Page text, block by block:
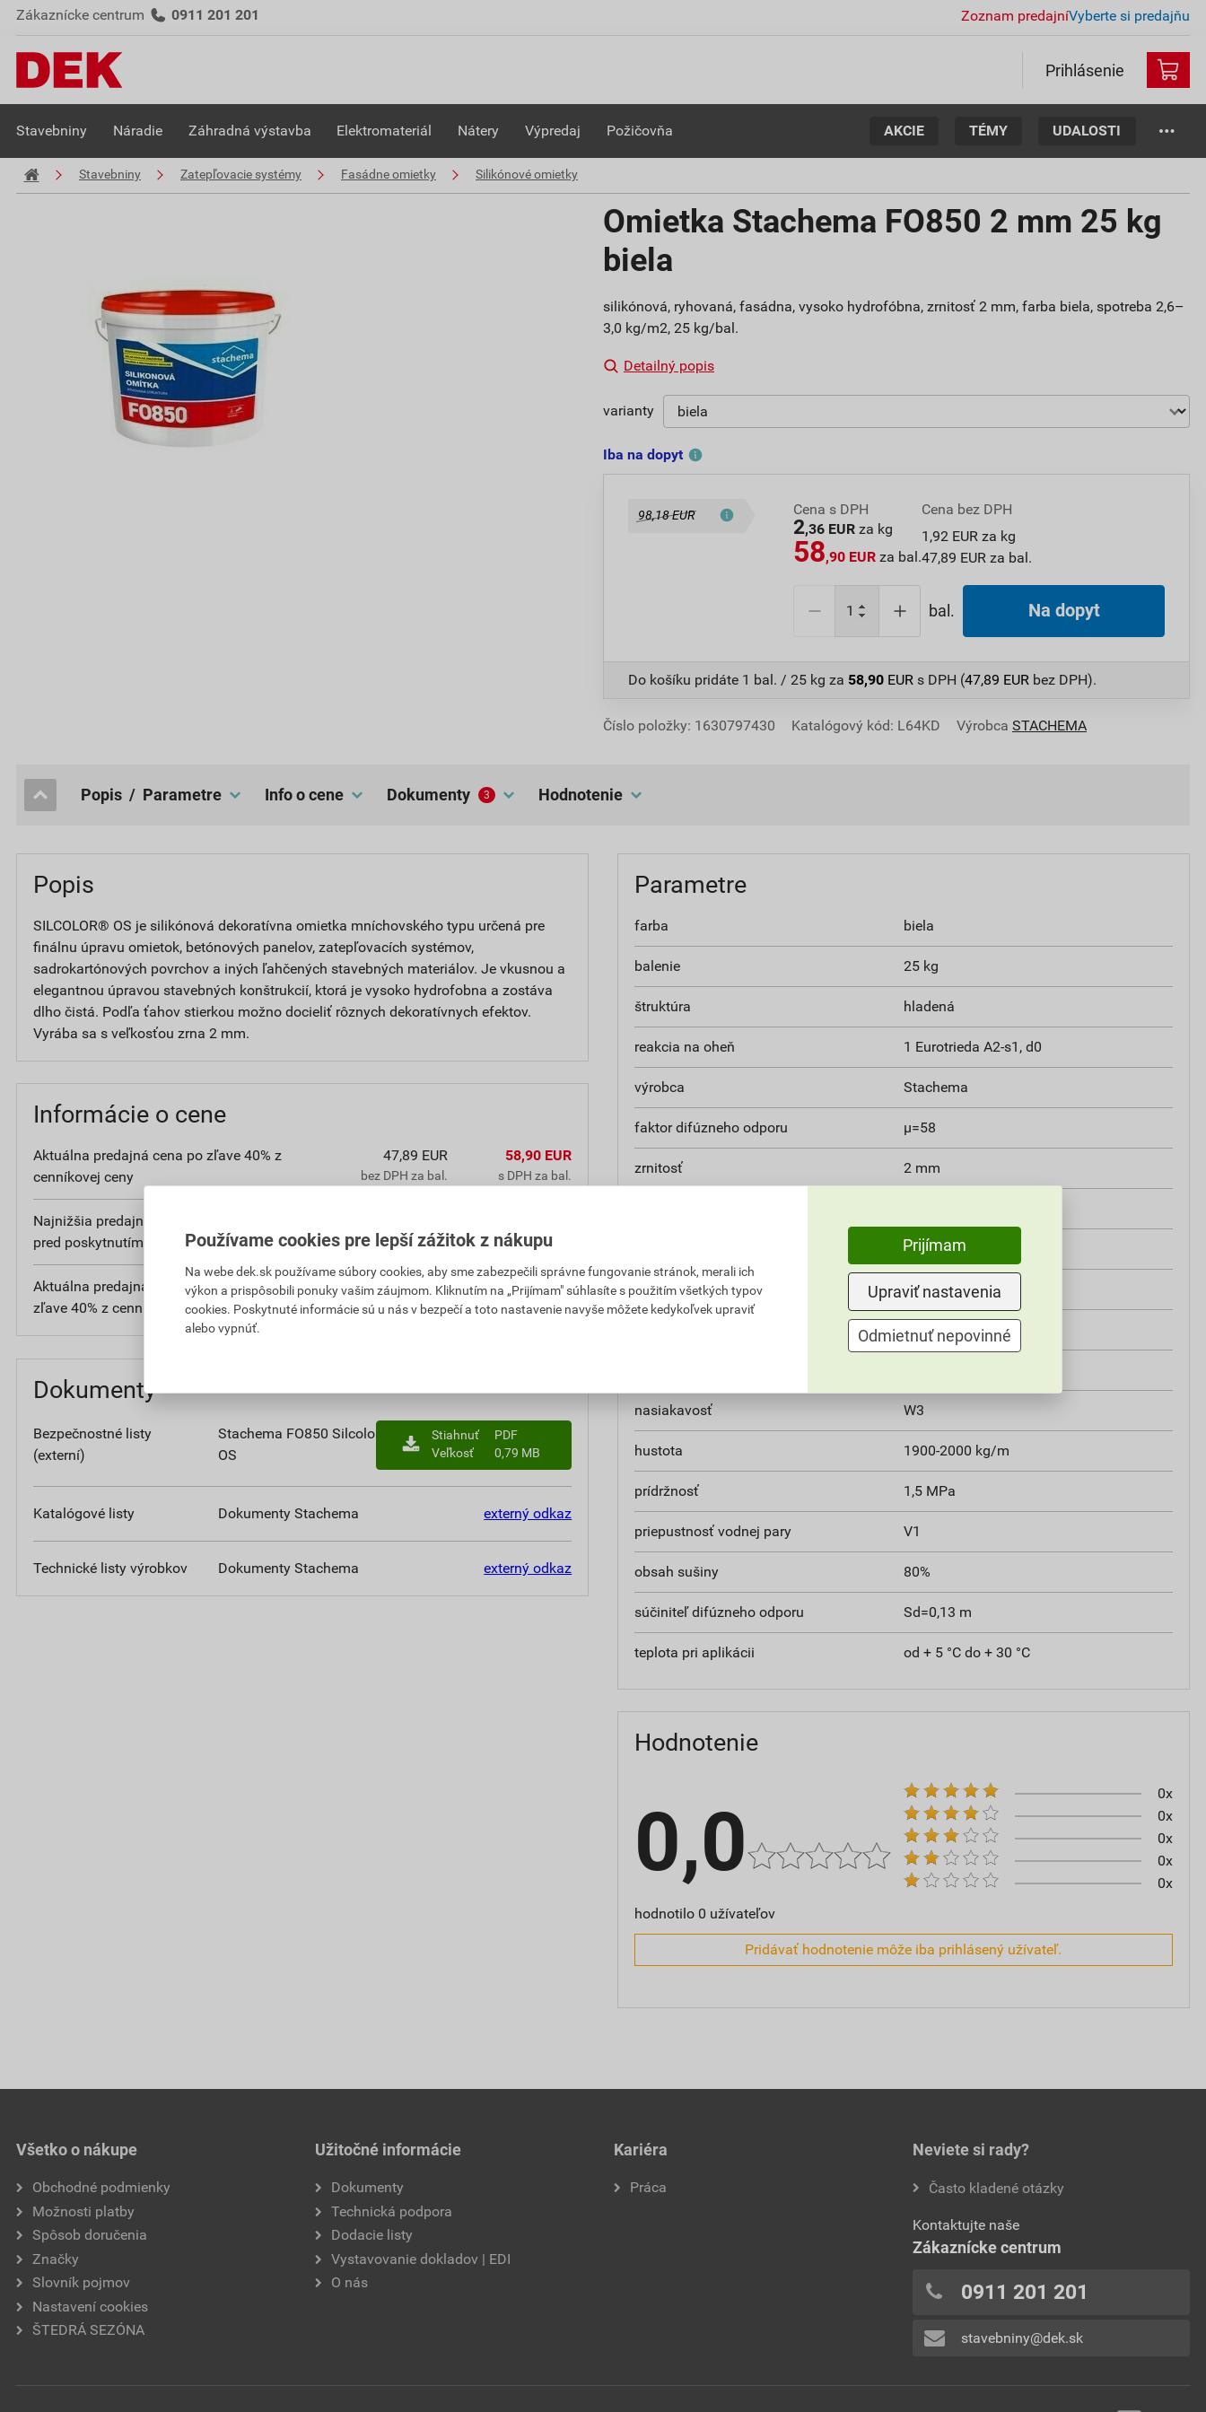
Zákaznícke centrum 0911 201 201 Zoznam predajníVyberte si predajňu
Prihlásenie
Stavebniny Náradie Záhradná výstavba Elektromateriál Nátery Výpredaj Požičovňa AKCIE TÉMY UDALOSTI
Stavebniny Zatepľovacie systémy Fasádne omietky Silikónové omietky
Omietka Stachema FO850 2 mm 25 kg
biela
silikónová, ryhovaná, fasádna, vysoko hydrofóbna, zrnitosť 2 mm, farba biela, spotreba 2,6–
3,0 kg/m2, 25 kg/bal.
Detailný popis
varianty
Iba na dopyt
98,18 EUR Cena s DPH
2,36 EUR za kg
58,90 EUR za bal.
Cena bez DPH
1,92 EUR za kg
47,89 EUR za bal.
bal. Na dopyt
Do košíku pridáte 1 bal. / 25 kg za 58,90 EUR s DPH (47,89 EUR bez DPH).
Číslo položky: 1630797430 Katalógový kód: L64KD Výrobca STACHEMA
popis / Parametre Info o cene dokumenty 3 hodnotenie
Popis
SILCOLOR® OS je silikónová dekoratívna omietka mníchovského typu určená pre
finálnu úpravu omietok, betónových panelov, zatepľovacích systémov,
sadrokartónových povrchov a iných ľahčených stavebných materiálov. Je vkusnou a
elegantnou úpravou stavebných konštrukcií, ktorá je vysoko hydrofobna a zostáva
dlho čistá. Podľa ťahov stierkou možno docieliť rôznych dekoratívnych efektov.
Vyrába sa s veľkosťou zrna 2 mm.
Informácie o cene
Aktuálna predajná cena po zľave 40% z
cenníkovej ceny
47,89 EUR
bez DPH za bal.
58,90 EUR
s DPH za bal.
Najnižšia predajná cena v období 30 dní
pred poskytnutím zľavy
bez DPH za bal. s DPH za bal.
Aktuálna predajná porovnávacia cena po
zľave 40% z cenníkovej ceny
1,92 EUR
bez DPH za kg
2,36 EUR
s DPH za kg
Dokumenty
Bezpečnostné listy
(externí)
Stachema FO850 Silcolor
OS
Stiahnuť
PDF
Veľkosť
0,79 MB
Katalógové listy Dokumenty Stachema externý odkaz
Technické listy výrobkov Dokumenty Stachema externý odkaz
Parametre
farba biela
balenie 25 kg
štruktúra hladená
reakcia na oheň 1 Eurotrieda A2-s1, d0
výrobca Stachema
faktor difúzneho odporu µ=58
zrnitosť 2 mm
25 kg
teplota spracovania od + 5 °C do + 30 °C
mníchovský
nasiakavosť W3
hustota 1900-2000 kg/m
prídržnosť 1,5 MPa
priepustnosť vodnej pary V1
obsah sušiny 80%
súčiniteľ difúzneho odporu Sd=0,13 m
teplota pri aplikácii od + 5 °C do + 30 °C
Hodnotenie
0,0
hodnotilo 0 užívateľov
0x
0x
0x
0x
0x
Pridávať hodnotenie môže iba prihlásený užívateľ.
Všetko o nákupe
Obchodné podmienky
Možnosti platby
Spôsob doručenia
Značky
Slovník pojmov
Nastavení cookies
ŠTEDRÁ SEZÓNA
Užitočné informácie
Dokumenty
Technická podpora
Dodacie listy
Vystavovanie dokladov | EDI
O nás
Kariéra
Práca
Neviete si rady?
Často kladené otázky
Kontaktujte naše
Zákaznícke centrum
0911 201 201
stavebniny@dek.sk
Používame cookies pre lepší zážitok z nákupu
Na webe dek.sk používame súbory cookies, aby sme zabezpečili správne fungovanie stránok, merali ich
výkon a prispôsobili ponuky vašim záujmom. Kliknutím na „Prijímam" súhlasíte s použitím všetkých typov
cookies. Poskytnuté informácie sú u nás v bezpečí a toto nastavenie navyše môžete kedykoľvek upraviť
alebo vypnúť.
Prijímam
Upraviť nastavenia
Odmietnuť nepovinné